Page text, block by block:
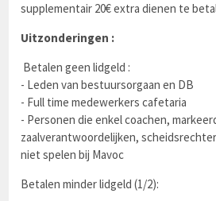
supplementair 20€ extra dienen te
Uitzonderingen :
Betalen geen lidgeld :
- Leden van bestuursorgaan en DB
- Full time medewerkers cafetaria
- Personen die enkel coachen,
zaalverantwoordelijken,
niet spelen bij Mavoc
Betalen minder lidgeld (1/2):